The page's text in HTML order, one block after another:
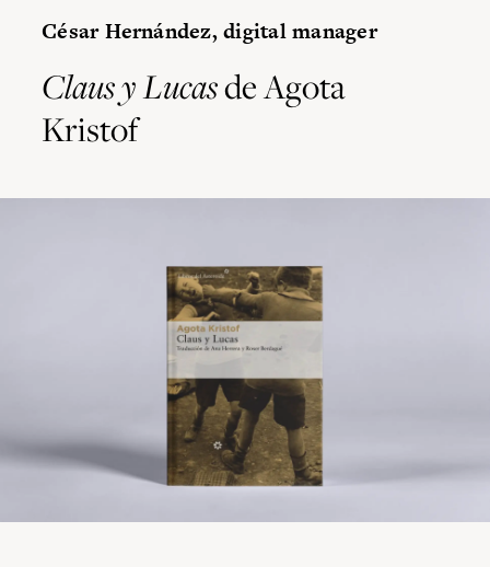
César Hernández, digital manager
Claus y Lucasde Agota
Kristof